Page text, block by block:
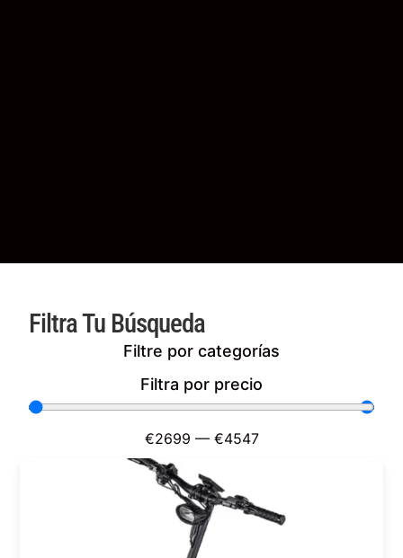
Filtra Tu Búsqueda
Filtre por categorías
Filtra por precio
€2699 — €4547